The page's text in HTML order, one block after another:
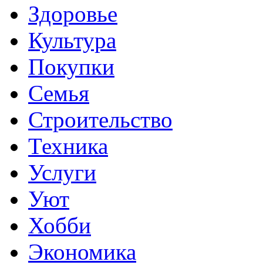
Здоровье
Культура
Покупки
Семья
Строительство
Техника
Услуги
Уют
Хобби
Экономика